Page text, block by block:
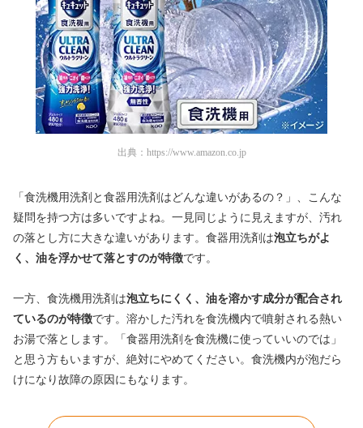
出典： https://www.amazon.co.jp
「食洗機用洗剤と食器用洗剤はどんな違いがあるの？」、こんな
疑問を持つ方は多いですよね。一見同じように見えますが、汚れ
の落とし方に大きな違いがあります。食器用洗剤は泡立ちがよ
く、油を浮かせて落とすのが特徴です。
一方、食洗機用洗剤は泡立ちにくく、油を溶かす成分が配合され
ているのが特徴です。溶かした汚れを食洗機内で噴射される熱い
お湯で落とします。「食器用洗剤を食洗機に使っていいのでは」
と思う方もいますが、絶対にやめてください。食洗機内が泡だら
けになり故障の原因にもなります。